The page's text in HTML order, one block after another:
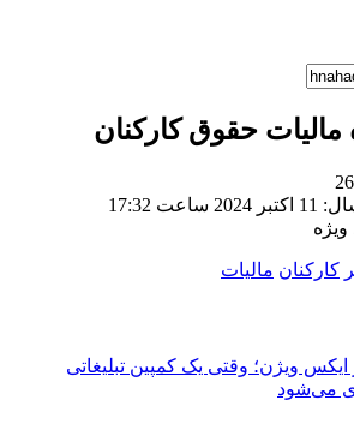
مالیات حقوق کارکنان
17:32
ویژه
کارکنان مالیات